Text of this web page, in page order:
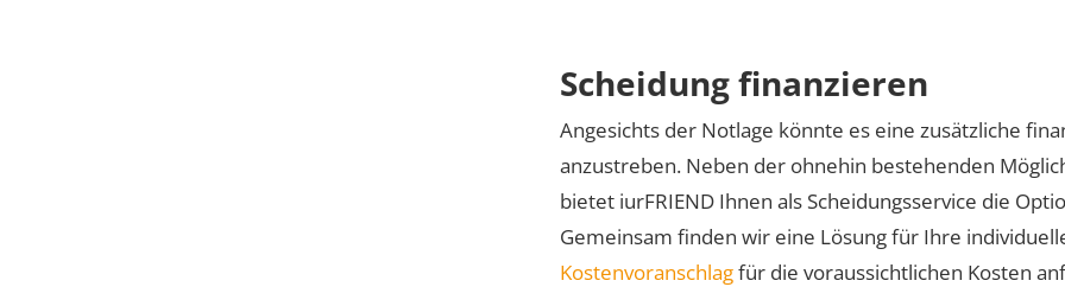
Scheidung finanzieren
Angesichts der Notlage könnte es eine zusätzliche
anzustreben. Neben der ohnehin bestehenden
bietet iurFRIEND Ihnen als Scheidungsservice die
Gemeinsam finden wir eine Lösung für Ihre
Kostenvoranschlagfür die voraussichtlichen Kosten